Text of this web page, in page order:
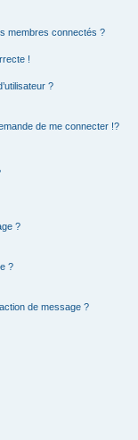
membres connectés ?
!
?
de me connecter !?
?
?
de message ?